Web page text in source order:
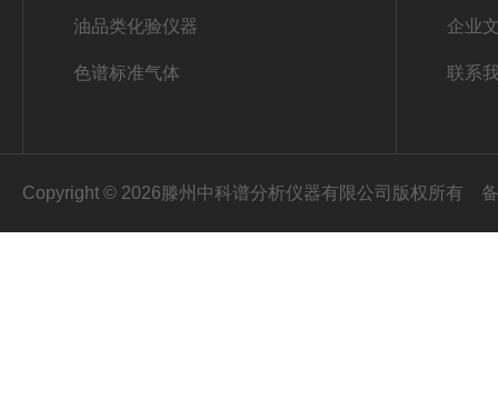
油品类化验仪器
色谱标准气体
企业
联系
Copyright © 2026滕州中科谱分析仪器有限公司版权所有